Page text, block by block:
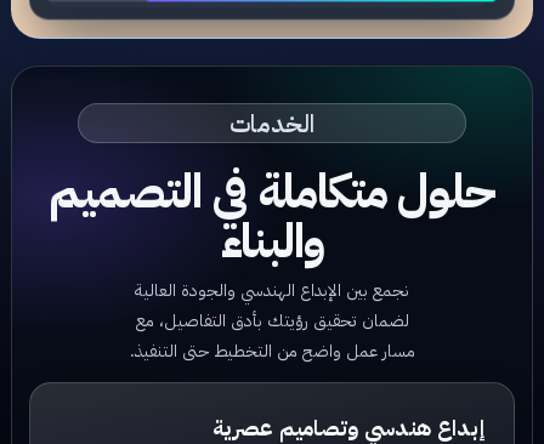
الخدمات
حلول متكاملة في التصميم
والبناء
نجمع بين الإبداع الهندسي والجودة العالية
لضمان تحقيق رؤيتك بأدق التفاصيل، مع
مسار عمل واضح من التخطيط حتى التنفيذ.
إبداع هندسي وتصاميم عصرية